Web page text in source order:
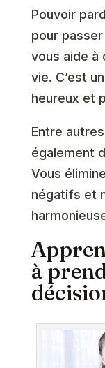
Pouvoir
pour
vous aide à
vie. C’est
heureux et
Entre
également
Vous
négatifs et
à